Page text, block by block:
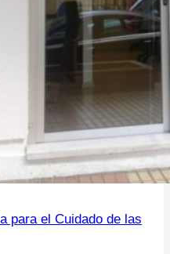
para el Cuidado de las